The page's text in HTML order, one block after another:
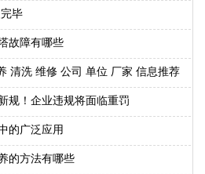
毕
故障有哪些
清洗 维修 公司 单位 厂家 信息推荐
规！企业违规将面临重罚
的广泛应用
的方法有哪些